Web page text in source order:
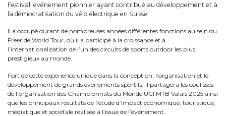
Festival, événement pionnier ayant contribué au développement et à
la démocratisation du vélo électrique en Suisse.
Il a occupé durant de nombreuses années différentes fonctions au sein du
Freeride World Tour, où il a participé à la croissance et à
l’internationalisation de l’un des circuits de sports outdoor les plus
prestigieux au monde.
Fort de cette expérience unique dans la conception, l’organisation et le
développement de grands événements sportifs, il partagera les coulisses
de l’organisation des Championnats du Monde UCI MTB Valais 2025 ainsi
que les principaux résultats de l’étude d’impact économique, touristique,
médiatique et sociétale réalisée à l’issue de l’événement.